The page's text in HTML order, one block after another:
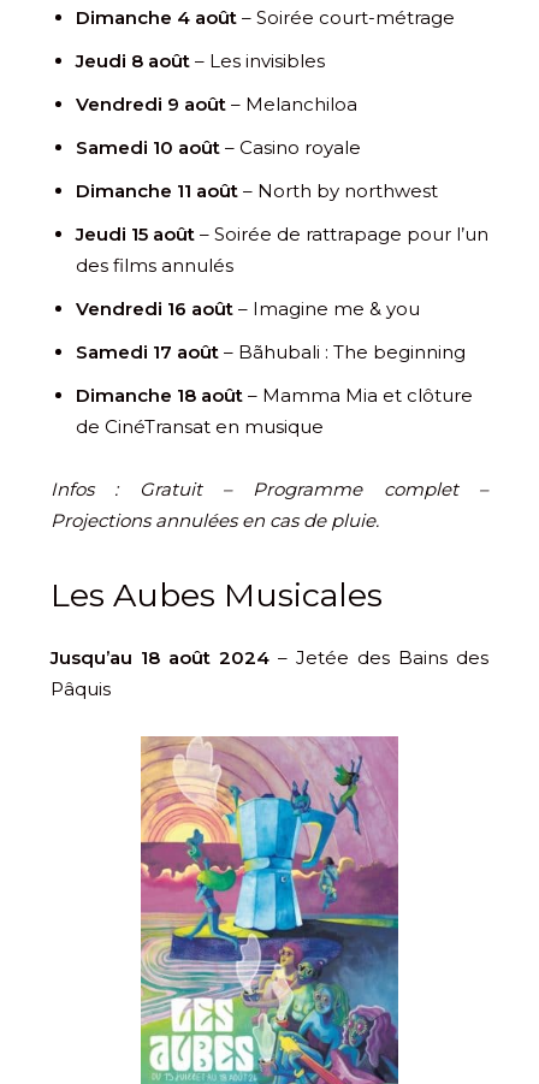
Dimanche 4 août – Soirée court-métrage
Jeudi 8 août – Les invisibles
Vendredi 9 août – Melanchiloa
Samedi 10 août – Casino royale
Dimanche 11 août – North by northwest
Jeudi 15 août – Soirée de rattrapage pour l’un
des films annulés
Vendredi 16 août – Imagine me & you
Samedi 17 août – Bãhubali : The beginning
Dimanche 18 août – Mamma Mia et clôture
de CinéTransat en musique
Infos : Gratuit – Programme complet –
Projections annulées en cas de pluie.
Les Aubes Musicales
Jusqu’au 18 août 2024 – Jetée des Bains des
Pâquis